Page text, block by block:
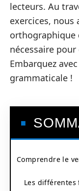
lecteurs. Au
exercices, nous
orthographique
nécessaire
Embarquez
grammaticale !
Comprendre le
Les